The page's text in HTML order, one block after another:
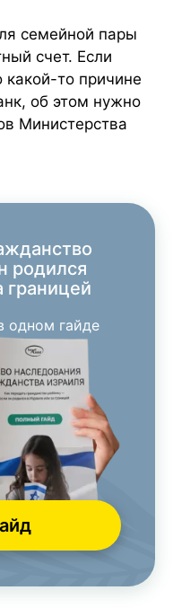
семейной пары
счет. Если
то причине
об этом нужно
Министерства
родился
границей
одном гайде